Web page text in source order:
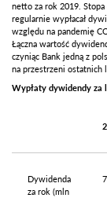
netto za rok 2019.
regularnie wypłacał
względu na pandemię
Łączna wartość
czyniąc Bank jedną z
na przestrzeni ostatnich
Wypłaty dywidendy za
Dywidenda
za rok (mln